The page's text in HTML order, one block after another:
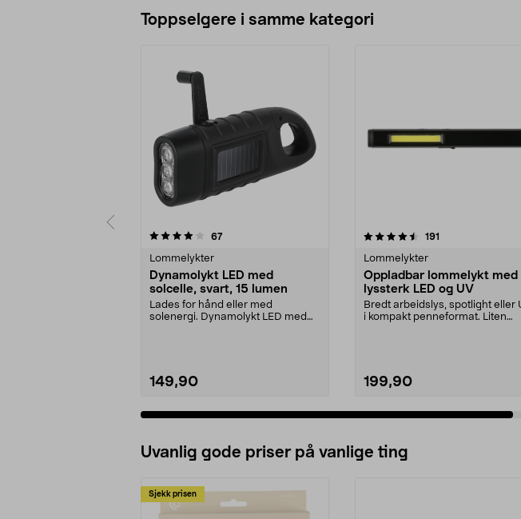
Toppselgere i samme kategori
67anmeldelser
Lommelykter
Dynamolykt LED med
solcelle, svart, 15 lumen
Lades for hånd eller med
solenergi. Dynamolykt LED med
149,90
4.5 av 5 stjerner 191
Lommelykter
Oppladbar lommelykt med
lyssterk LED og UV
Bredt arbeidslys, spotlight eller
i kompakt penneformat. Liten
199,90
4.5 av 5 stjerner
Uvanlig gode priser på vanlige ting
Sjekk prisen